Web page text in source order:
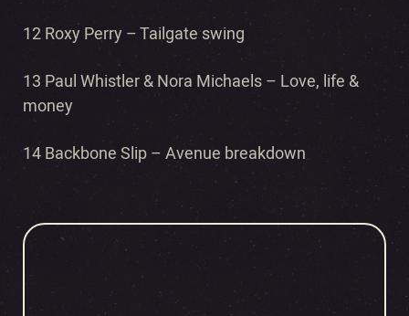
12 Roxy Perry – Tailgate swing
13 Paul Whistler & Nora Michaels – Love, life &
money
14 Backbone Slip – Avenue breakdown